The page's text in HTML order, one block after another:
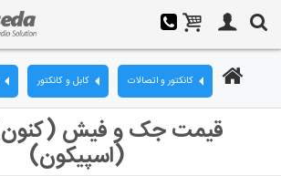
کابل و کانکتور کانکتور و اتصالات
قیمت جک و فیش
(اسپیکون)